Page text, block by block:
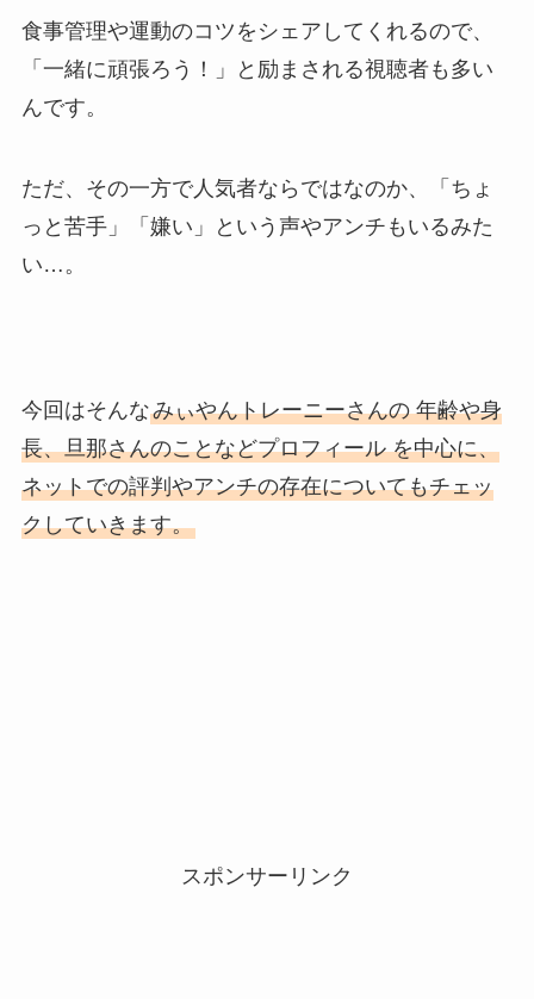
食事管理や運動のコツをシェアしてくれるので、
「一緒に頑張ろう！」と励まされる視聴者も多い
んです。
ただ、その一方で人気者ならではなのか、「ちょ
っと苦手」「嫌い」という声やアンチもいるみた
い…。
今回はそんなみぃやんトレーニーさんの 年齢や身
長、旦那さんのことなどプロフィール を中心に、
ネットでの評判やアンチの存在についてもチェッ
クしていきます。
スポンサーリンク